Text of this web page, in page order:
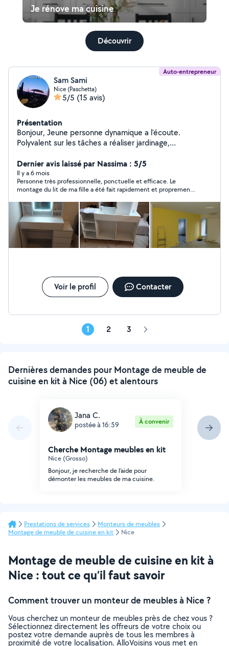
Je rénove ma cuisine
Découvrir
Auto-entrepreneur
Sam Sami
Nice (Paschetta)
5/5 (15 avis)
Présentation
Bonjour, Jeune personne dynamique a l'écoute.
Polyvalent sur les tâches a réaliser jardinage,
mécanique. Cordialement
Dernier avis laissé par Nassima : 5/5
Il y a 6 mois
Personne très professionnelle, ponctuelle et efficace. Le
montage du lit de ma fille a été fait rapidement et proprement.
Voir le profil Contacter
1 2 3 Page
Dernières demandes pour Montage de meuble de
cuisine en kit à Nice (06) et alentours
Jana C.
postée à 16:59 À convenir
Cherche Montage meubles en kit
Nice (Grosso)
Bonjour, je recherche de l'aide pour
démonter les meubles de ma cuisine.
Prestations de services
Monteurs de meubles
Montage de meuble de cuisine en kit
Nice
Montage de meuble de cuisine en kit à
Nice : tout ce qu’il faut savoir
Comment trouver un monteur de meubles à Nice ?
Vous cherchez un monteur de meubles près de chez vous ?
Sélectionnez directement les offreurs de votre choix ou
postez votre demande auprès de tous les membres à
proximité de votre localisation. AlloVoisins vous met en